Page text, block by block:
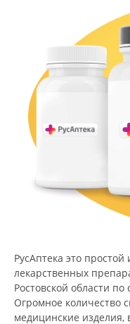
РусАптека это
лекарственных
Ростовской области
Огромное количество
медицинские